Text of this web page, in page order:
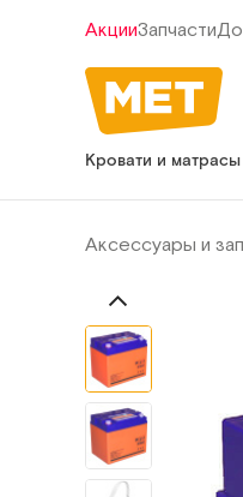
АкцииЗапчасти
Кровати и матрасы
Аксессуары и